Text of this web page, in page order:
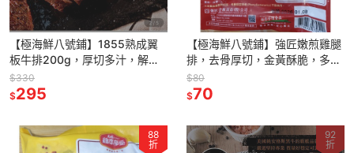
【極海鮮八號鋪】1855熟成翼
板牛排200g，厚切多汁，解凍
即煎，口感柔軟，筋少，油脂含
量低
$330
$295
【極海鮮八號鋪】強匠嫩煎雞腿
排，去骨厚切，金黃酥脆，多汁
入口即化
$80
$70
88
折
92
折